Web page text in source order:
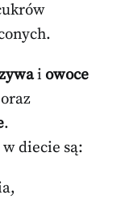
i owoce
.
diecie są: